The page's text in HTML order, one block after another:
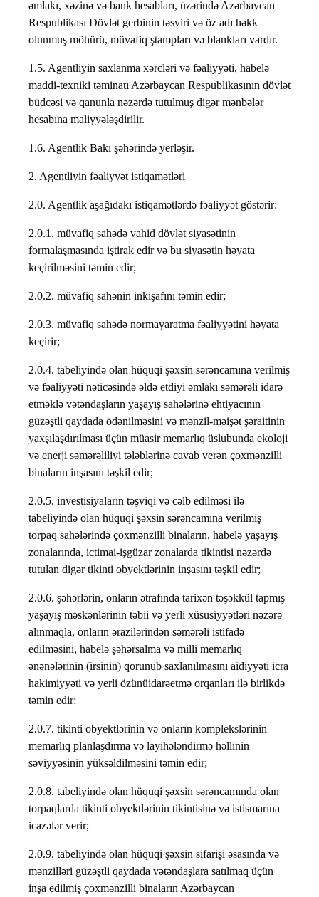
əmlakı, xəzinə və bank hesabları, üzərində Azərbaycan
Respublikası Dövlət gerbinin təsviri və öz adı həkk
olunmuş möhürü, müvafiq ştampları və blankları vardır.
1.5. Agentliyin saxlanma xərcləri və fəaliyyəti, habelə
maddi-texniki təminatı Azərbaycan Respublikasının dövlət
büdcəsi və qanunla nəzərdə tutulmuş digər mənbələr
hesabına maliyyələşdirilir.
1.6. Agentlik Bakı şəhərində yerləşir.
2. Agentliyin fəaliyyət istiqamətləri
2.0. Agentlik aşağıdakı istiqamətlərdə fəaliyyət göstərir:
2.0.1. müvafiq sahədə vahid dövlət siyasətinin
formalaşmasında iştirak edir və bu siyasətin həyata
keçirilməsini təmin edir;
2.0.2. müvafiq sahənin inkişafını təmin edir;
2.0.3. müvafiq sahədə normayaratma fəaliyyətini həyata
keçirir;
2.0.4. tabeliyində olan hüquqi şəxsin sərəncamına verilmiş
və fəaliyyəti nəticəsində əldə etdiyi əmlakı səmərəli idarə
etməklə vətəndaşların yaşayış sahələrinə ehtiyacının
güzəştli qaydada ödənilməsini və mənzil-məişət şəraitinin
yaxşılaşdırılması üçün müasir memarlıq üslubunda ekoloji
və enerji səmərəliliyi tələblərinə cavab verən çoxmənzilli
binaların inşasını təşkil edir;
2.0.5. investisiyaların təşviqi və cəlb edilməsi ilə
tabeliyində olan hüquqi şəxsin sərəncamına verilmiş
torpaq sahələrində çoxmənzilli binaların, habelə yaşayış
zonalarında, ictimai-işgüzar zonalarda tikintisi nəzərdə
tutulan digər tikinti obyektlərinin inşasını təşkil edir;
2.0.6. şəhərlərin, onların ətrafında tarixən təşəkkül tapmış
yaşayış məskənlərinin təbii və yerli xüsusiyyətləri nəzərə
alınmaqla, onların ərazilərindən səmərəli istifadə
edilməsini, habelə şəhərsalma və milli memarlıq
ənənələrinin (irsinin) qorunub saxlanılmasını aidiyyəti icra
hakimiyyəti və yerli özünüidarəetmə orqanları ilə birlikdə
təmin edir;
2.0.7. tikinti obyektlərinin və onların komplekslərinin
memarlıq planlaşdırma və layihələndirmə həllinin
səviyyəsinin yüksəldilməsini təmin edir;
2.0.8. tabeliyində olan hüquqi şəxsin sərəncamında olan
torpaqlarda tikinti obyektlərinin tikintisinə və istismarına
icazələr verir;
2.0.9. tabeliyində olan hüquqi şəxsin sifarişi əsasında və
mənzilləri güzəştli qaydada vətəndaşlara satılmaq üçün
inşa edilmiş çoxmənzilli binaların Azərbaycan